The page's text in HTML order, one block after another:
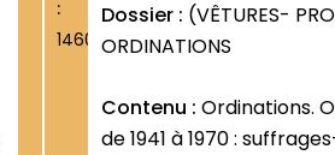
:
1460
Dossier : (VÊTURES-
ORDINATIONS
Contenu :
de 1941 à 1970 :